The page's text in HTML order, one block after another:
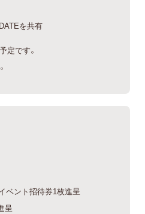
を共有
定です。
ベント招待券1枚進呈
呈